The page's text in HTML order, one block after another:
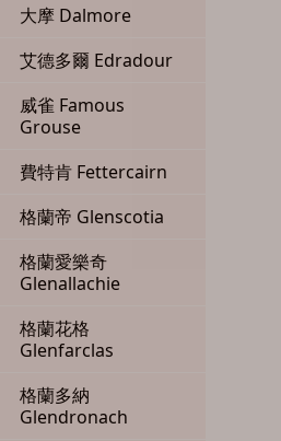
大摩 Dalmore
艾德多爾 Edradour
威雀 Famous
Grouse
費特肯 Fettercairn
格蘭帝 Glenscotia
格蘭愛樂奇
Glenallachie
格蘭花格
Glenfarclas
格蘭多納
Glendronach